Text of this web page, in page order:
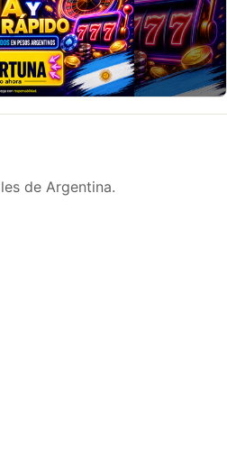
de Argentina.